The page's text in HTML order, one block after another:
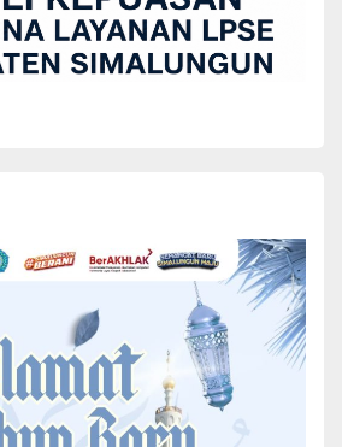
melalui Dinas Pemberdayaan
Anak (DPPPA) telah melakukan
Saksi dan Korban Tindak
Tandatangani Nota
dengan LPSK
ditandatangani atas nama Bupati
Achmad Saragih, yang diwakili dalam